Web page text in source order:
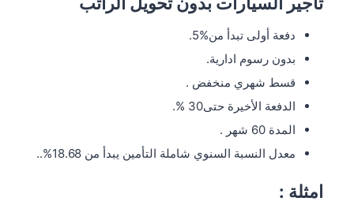
دفعة أولى تبدأ من%5.
بدون رسوم ادارية.
قسط شهري منخفض .
الدفعة الأخيرة حتى30 %.
المدة 60 شهر .
معدل النسبة السنوي شاملة التأمين يبدأ من 18.68%..
امثلة :